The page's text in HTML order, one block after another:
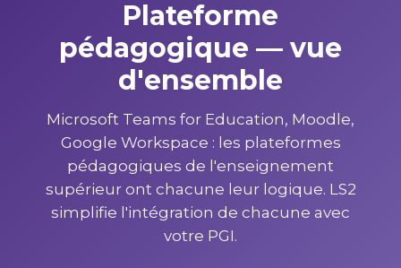
Plateforme
pédagogique — vue
d'ensemble
Microsoft Teams for Education, Moodle,
Google Workspace : les plateformes
pédagogiques de l'enseignement
supérieur ont chacune leur logique. LS2
simplifie l'intégration de chacune avec
votre PGI.